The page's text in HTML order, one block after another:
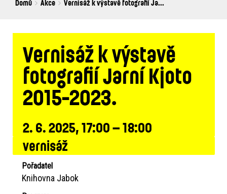
Breadcrumbs
You
Domů Akce Vernisáž k výstavě fotografií Ja...
Vernisáž k výstavě
fotografií Jarní Kjoto
2015-2023.
2. 6. 2025, 17:00 – 18:00
vernisáž
Pořadatel
Knihovna Jabok